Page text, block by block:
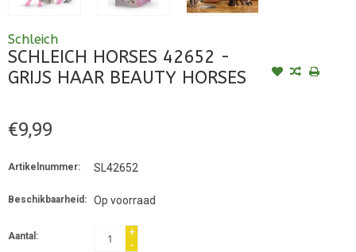
Schleich
SCHLEICH HORSES 42652 -
GRIJS HAAR BEAUTY HORSES
€9,99
Artikelnummer: SL42652
Beschikbaarheid: Op voorraad
Aantal:
+
-